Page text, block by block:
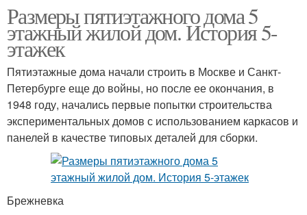
Размеры пятиэтажного дома 5
этажный жилой дом. История 5-
этажек
Пятиэтажные дома начали строить в Москве и Санкт-
Петербурге еще до войны, но после ее окончания, в
1948 году, начались первые попытки строительства
экспериментальных домов с использованием каркасов и
панелей в качестве типовых деталей для сборки.
Брежневка